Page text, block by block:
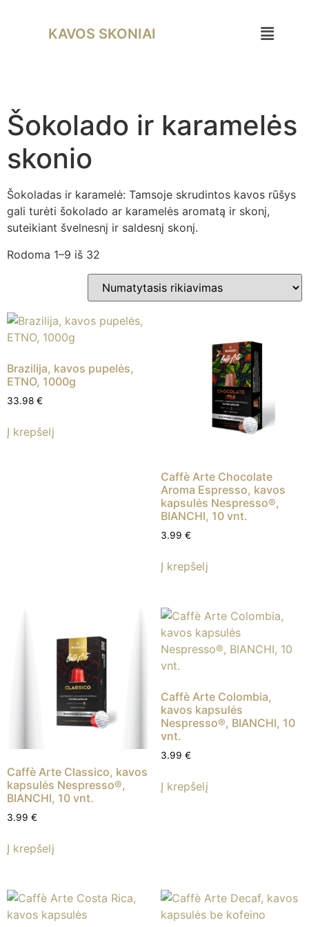
KAVOS SKONIAI
Šokolado ir karamelės
skonio
Šokoladas ir karamelė: Tamsoje skrudintos kavos rūšys
gali turėti šokolado ar karamelės aromatą ir skonį,
suteikiant švelnesnį ir saldesnį skonį.
Rodoma 1–9 iš 32
Brazilija, kavos pupelės,
ETNO, 1000g
33.98 €
Į krepšelį
Caffè Arte Chocolate
Aroma Espresso, kavos
kapsulės Nespresso®,
BIANCHI, 10 vnt.
3.99 €
Į krepšelį
Caffè Arte Classico, kavos
kapsulės Nespresso®,
BIANCHI, 10 vnt.
3.99 €
Į krepšelį
Caffè Arte Colombia,
kavos kapsulės
Nespresso®, BIANCHI, 10
vnt.
3.99 €
Į krepšelį